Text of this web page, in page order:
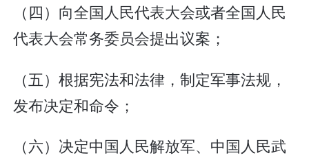
（四）向全国人民代表大会或者全国人民
代表大会常务委员会提出议案；
（五）根据宪法和法律，制定军事法规，
发布决定和命令；
（六）决定中国人民解放军、中国人民武